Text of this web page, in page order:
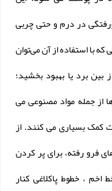
در درم و حتی چربی
با استفاده از آن می‌توان
بین برد یا بهبود بخشید؛
از جمله مواد مصنوعی می
کمک بسیاری می کنند. از
فرو رفته، برای پر کردن
، خطوط پاکلاغی کنار